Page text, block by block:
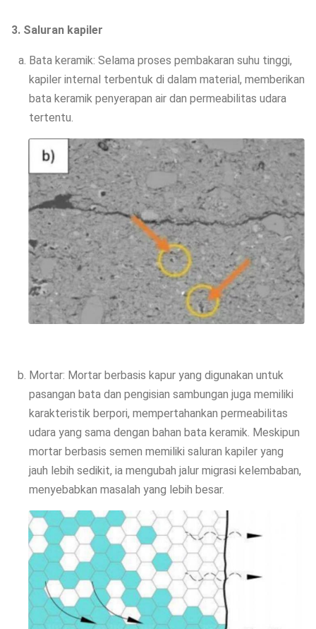
3. Saluran kapiler
Bata keramik: Selama proses pembakaran suhu tinggi,
kapiler internal terbentuk di dalam material, memberikan
bata keramik penyerapan air dan permeabilitas udara
tertentu.
Mortar: Mortar berbasis kapur yang digunakan untuk
pasangan bata dan pengisian sambungan juga memiliki
karakteristik berpori, mempertahankan permeabilitas
udara yang sama dengan bahan bata keramik. Meskipun
mortar berbasis semen memiliki saluran kapiler yang
jauh lebih sedikit, ia mengubah jalur migrasi kelembaban,
menyebabkan masalah yang lebih besar.